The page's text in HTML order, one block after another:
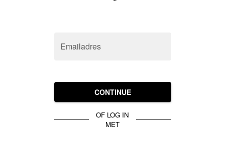
Emailadres
CONTINUE
OF LOG IN
MET